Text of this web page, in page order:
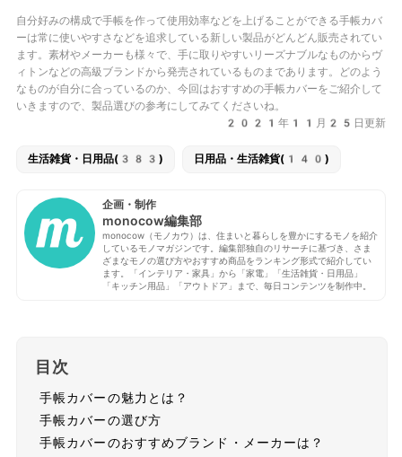
自分好みの構成で手帳を作って使用効率などを上げることができる手帳カバ
ーは常に使いやすさなどを追求している新しい製品がどんどん販売されてい
ます。素材やメーカーも様々で、手に取りやすいリーズナブルなものからヴ
ィトンなどの高級ブランドから発売されているものまであります。どのよう
なものが自分に合っているのか、今回はおすすめの手帳カバーをご紹介して
いきますので、製品選びの参考にしてみてくださいね。
2021年11月25日更新
生活雑貨・日用品(383) 日用品・生活雑貨(140)
企画・制作
monocow編集部
monocow（モノカウ）は、住まいと暮らしを豊かにするモノを紹介
しているモノマガジンです。編集部独自のリサーチに基づき、さま
ざまなモノの選び方やおすすめ商品をランキング形式で紹介してい
ます。「インテリア・家具」から「家電」「生活雑貨・日用品」
「キッチン用品」「アウトドア」まで、毎日コンテンツを制作中。
目次
手帳カバーの魅力とは？
手帳カバーの選び方
手帳カバーのおすすめブランド・メーカーは？